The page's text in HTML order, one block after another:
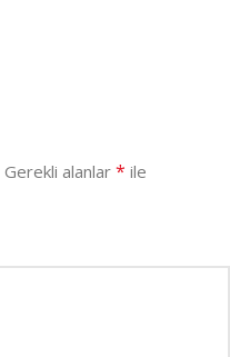
Gerekli alanlar * ile